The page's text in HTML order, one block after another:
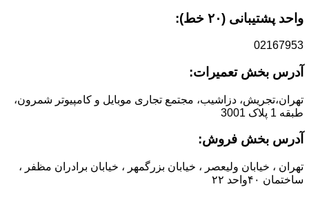
واحد پشتیبانی (۲۰ خط):
02167953
آدرس بخش تعمیرات:
تهران،تجریش، دزاشیب، مجتمع تجاری موبایل و کامپیوتر شمرون،
طبقه 1 پلاک 3001
آدرس بخش فروش:
تهران ، خیابان ولیعصر ، خیابان بزرگمهر ، خیابان برادران مظفر ،
ساختمان ۴۰واحد ۲۲